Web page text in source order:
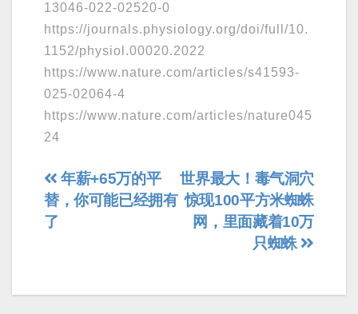
13046-022-02520-0
https://journals.physiology.org/doi/full/10.
1152/physiol.00020.2022
https://www.nature.com/articles/s41593-
025-02064-4
https://www.nature.com/articles/nature045
24
文
章
世界最大！毒气洞穴
惊现100平方米蜘蛛
网，里面藏着10万
只蜘蛛
年薪+65万的平
替，你可能已经拥有
了